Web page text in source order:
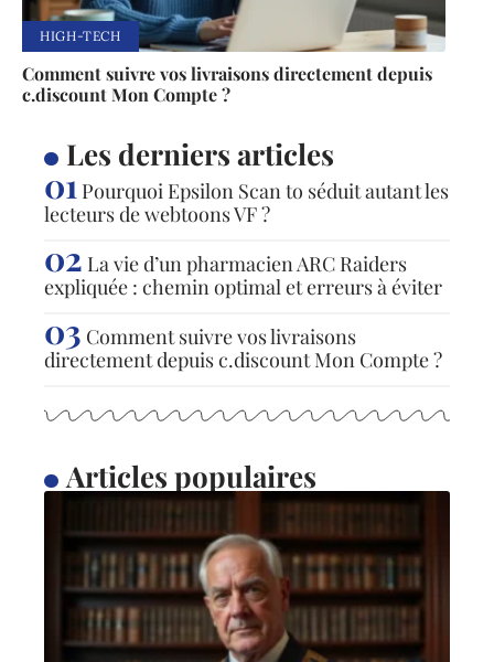
HIGH-TECH
Comment suivre vos livraisons directement depuis
c.discount Mon Compte ?
Les derniers articles
Pourquoi Epsilon Scan to séduit autant les
lecteurs de webtoons VF ?
La vie d’un pharmacien ARC Raiders
expliquée : chemin optimal et erreurs à éviter
Comment suivre vos livraisons
directement depuis c.discount Mon Compte ?
Articles populaires